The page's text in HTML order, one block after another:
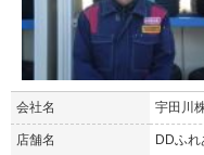
会社名 宇田川
店舗名 DDふ